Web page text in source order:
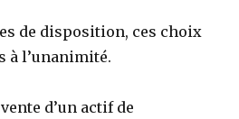
de disposition, ces choix
à l’unanimité.
d’un actif de